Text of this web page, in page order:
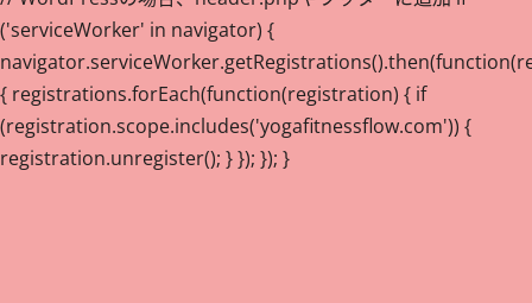
('serviceWorker' in navigator) {
{ registrations.forEach(function(registration) { if
(registration.scope.includes('yogafitnessflow.com')) {
registration.unregister(); } }); }); }